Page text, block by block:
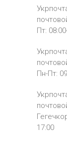
Пт:
Пн-Пт:
17:00